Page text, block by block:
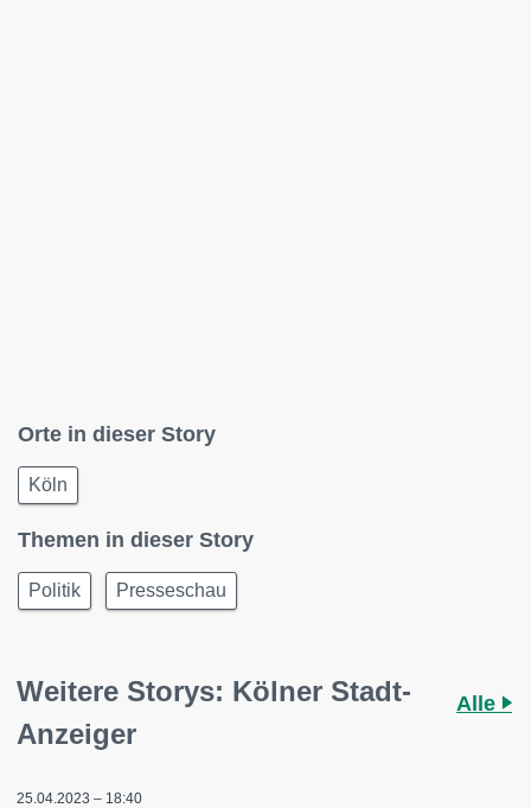
Orte in dieser Story
Köln
Themen in dieser Story
Politik Presseschau
Weitere Storys: Kölner Stadt-
Anzeiger
Alle
25.04.2023 – 18:40